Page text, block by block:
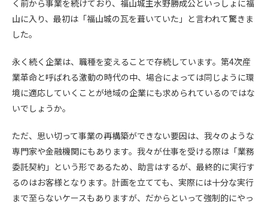
く前から事業を続けており、福山城主水野勝成公といっしょに福
山に入り、最初は「福山城の瓦を葺いていた」と言われて驚きま
した。
永く続く企業は、職種を変えることで存続しています。第4次産
業革命と呼ばれる激動の時代の中、場合によっては同じように環
境に適応していくことが地域の企業にも求められているのではな
いでしょうか。
ただ、思い切って事業の再構築ができない要因は、我々のような
専門家や金融機関にもあります。我々が仕事を受ける際は「業務
委託契約」という形であるため、助言はするが、最終的に実行す
るのはお客様となります。計画を立てても、実際には十分な実行
まで至らないケースもありますが、だからといって強制的にやっ